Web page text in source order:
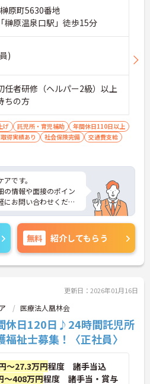
原町5630番地
榊原温泉口駅」徒歩15分
)
者研修（ヘルパー2級）以上
ちの方
げ 託児所・育児補助
年間休日110日以上
得実績あり 社会保険完備
交通費支給
です。
の情報や面接のポイン
にお問い合わせくださ
無料 紹介してもらう
更新日：2026年01月16日
医療法人凰林会
休日120日♪24時間託児所
祉士募集！〈正社員〉
～27.3万円程度 諸手当込
～408万円程度 諸手当・賞与